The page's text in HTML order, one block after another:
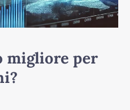
migliore per